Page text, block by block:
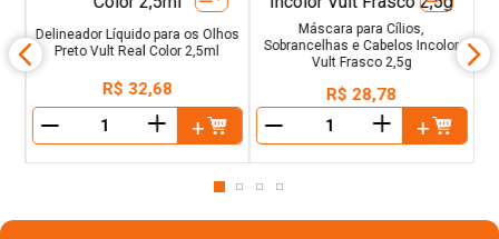
Delineador Líquido para os Olhos
Vult Frasco 2,5g